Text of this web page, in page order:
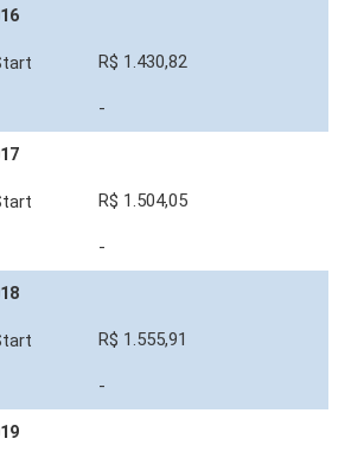
R$ 1.430,82
-
R$ 1.504,05
-
R$ 1.555,91
-